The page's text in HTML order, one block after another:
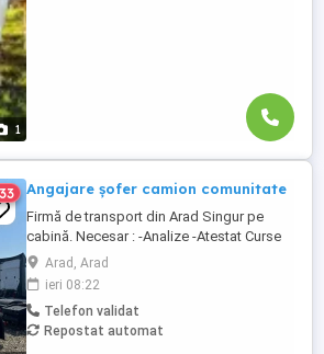
1
Angajare șofer camion comunitate
Firmă de transport din Arad Singur pe
cabină. Necesar : -Analize -Atestat Curse
circuit in 15 zile 3 zile libere 30 zile 7 zile
libere 8 săptămâni 14 zile libere
Austria,Cehia,Germania,Belgia, Franța,
Italia, Ungaria. Se pleaca si se vine cu
camionul , la sfârșitul perioadei, ...
Arad, Arad
ieri 08:22
Telefon validat
Repostat automat